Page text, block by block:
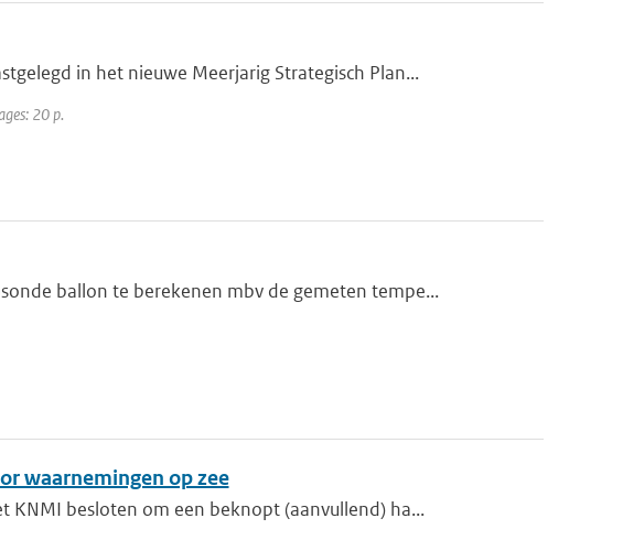
in het nieuwe Meerjarig Strategisch Plan...
20 p.
ballon te berekenen mbv de gemeten tempe...
waarnemingen op zee
KNMI besloten om een beknopt (aanvullend) ha...